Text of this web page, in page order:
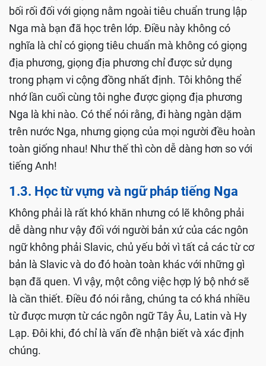
bối rối đối với giọng nằm ngoài tiêu chuẩn trung lập
Nga mà bạn đã học trên lớp. Điều này không có
nghĩa là chỉ có giọng tiêu chuẩn mà không có giọng
địa phương, giọng địa phương chỉ được sử dụng
trong phạm vi cộng đồng nhất định. Tôi không thể
nhớ lần cuối cùng tôi nghe được giọng địa phương
Nga là khi nào. Có thể nói rằng, đi hàng ngàn dặm
trên nước Nga, nhưng giọng của mọi người đều hoàn
toàn giống nhau! Như thế thì còn dễ dàng hơn so với
tiếng Anh!
1.3. Học từ vựng và ngữ pháp tiếng Nga
Không phải là rất khó khăn nhưng có lẽ không phải
dễ dàng như vậy đối với người bản xứ của các ngôn
ngữ không phải Slavic, chủ yếu bởi vì tất cả các từ cơ
bản là Slavic và do đó hoàn toàn khác với những gì
bạn đã quen. Vì vậy, một công việc hợp lý bộ nhớ sẽ
là cần thiết. Điều đó nói rằng, chúng ta có khá nhiều
từ được mượn từ các ngôn ngữ Tây Âu, Latin và Hy
Lạp. Đôi khi, đó chỉ là vấn đề nhận biết và xác định
chúng.